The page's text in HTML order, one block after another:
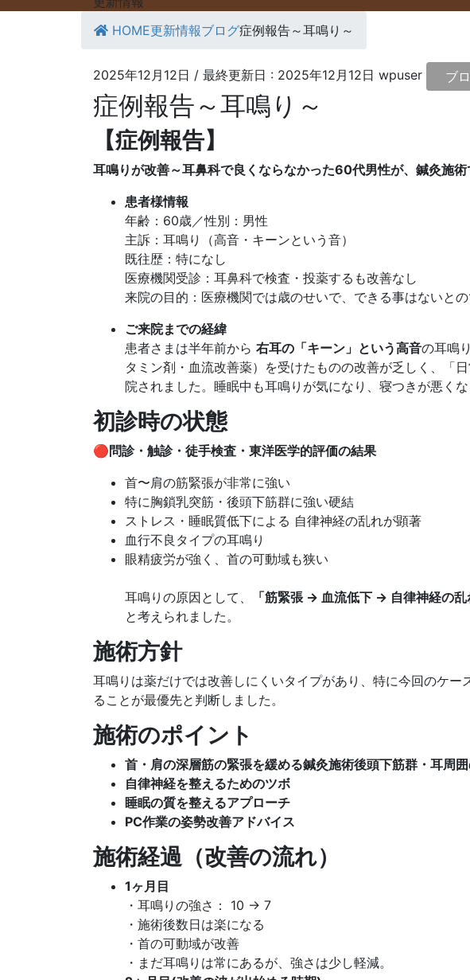
HOME更新情報ブログ症例報告～耳鳴り～
2025年12月12日 / 最終更新日 : 2025年12月12日 wpuser ブ
症例報告～耳鳴り～
【症例報告】
耳鳴りが改善～耳鼻科で良くならなかった60代男性が、鍼灸施
患者様情報
年齢：60歳／性別：男性
主訴：耳鳴り（高音・キーンという音）
既往歴：特になし
医療機関受診：耳鼻科で検査・投薬するも改善なし
来院の目的：医療機関では歳のせいで、できる事はないと
ご来院までの経緯
患者さまは半年前から 右耳の「キーン」という高音の耳鳴
タミン剤・血流改善薬）を受けたものの改善が乏しく、「
院されました。睡眠中も耳鳴りが気になり、寝つきが悪くな
初診時の状態
🔴問診・触診・徒手検査・東洋医学的評価の結果
首〜肩の筋緊張が非常に強い
特に胸鎖乳突筋・後頭下筋群に強い硬結
ストレス・睡眠質低下による 自律神経の乱れが顕著
血行不良タイプの耳鳴り
眼精疲労が強く、首の可動域も狭い
耳鳴りの原因として、 「筋緊張 → 血流低下 → 自律神経の
と考えられました。
施術方針
耳鳴りは薬だけでは改善しにくいタイプがあり、特に今回のケー
ることが最優先と判断しました。
施術のポイント
首・肩の深層筋の緊張を緩める鍼灸施術後頭下筋群・耳周
自律神経を整えるためのツボ
睡眠の質を整えるアプローチ
PC作業の姿勢改善アドバイス
施術経過（改善の流れ）
1ヶ月目
・耳鳴りの強さ： 10 → 7
・施術後数日は楽になる
・首の可動域が改善
・まだ耳鳴りは常にあるが、強さは少し軽減。